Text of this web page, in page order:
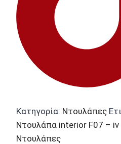
Κατηγορία: Ντουλάπες
Ντουλάπα interior F07 – iv
Ντουλάπες